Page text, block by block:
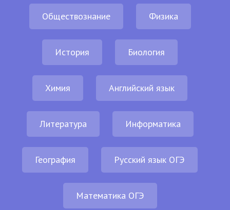
Обществознание Физика
История Биология
Химия Английский язык
Литература Информатика
География Русский язык ОГЭ
Математика ОГЭ